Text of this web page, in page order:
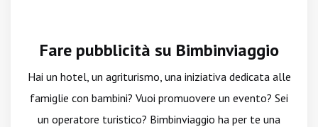
Fare pubblicità su Bimbinviaggio
Hai un hotel, un agriturismo, una iniziativa dedicata alle
famiglie con bambini? Vuoi promuovere un evento? Sei
un operatore turistico? Bimbinviaggio ha per te una